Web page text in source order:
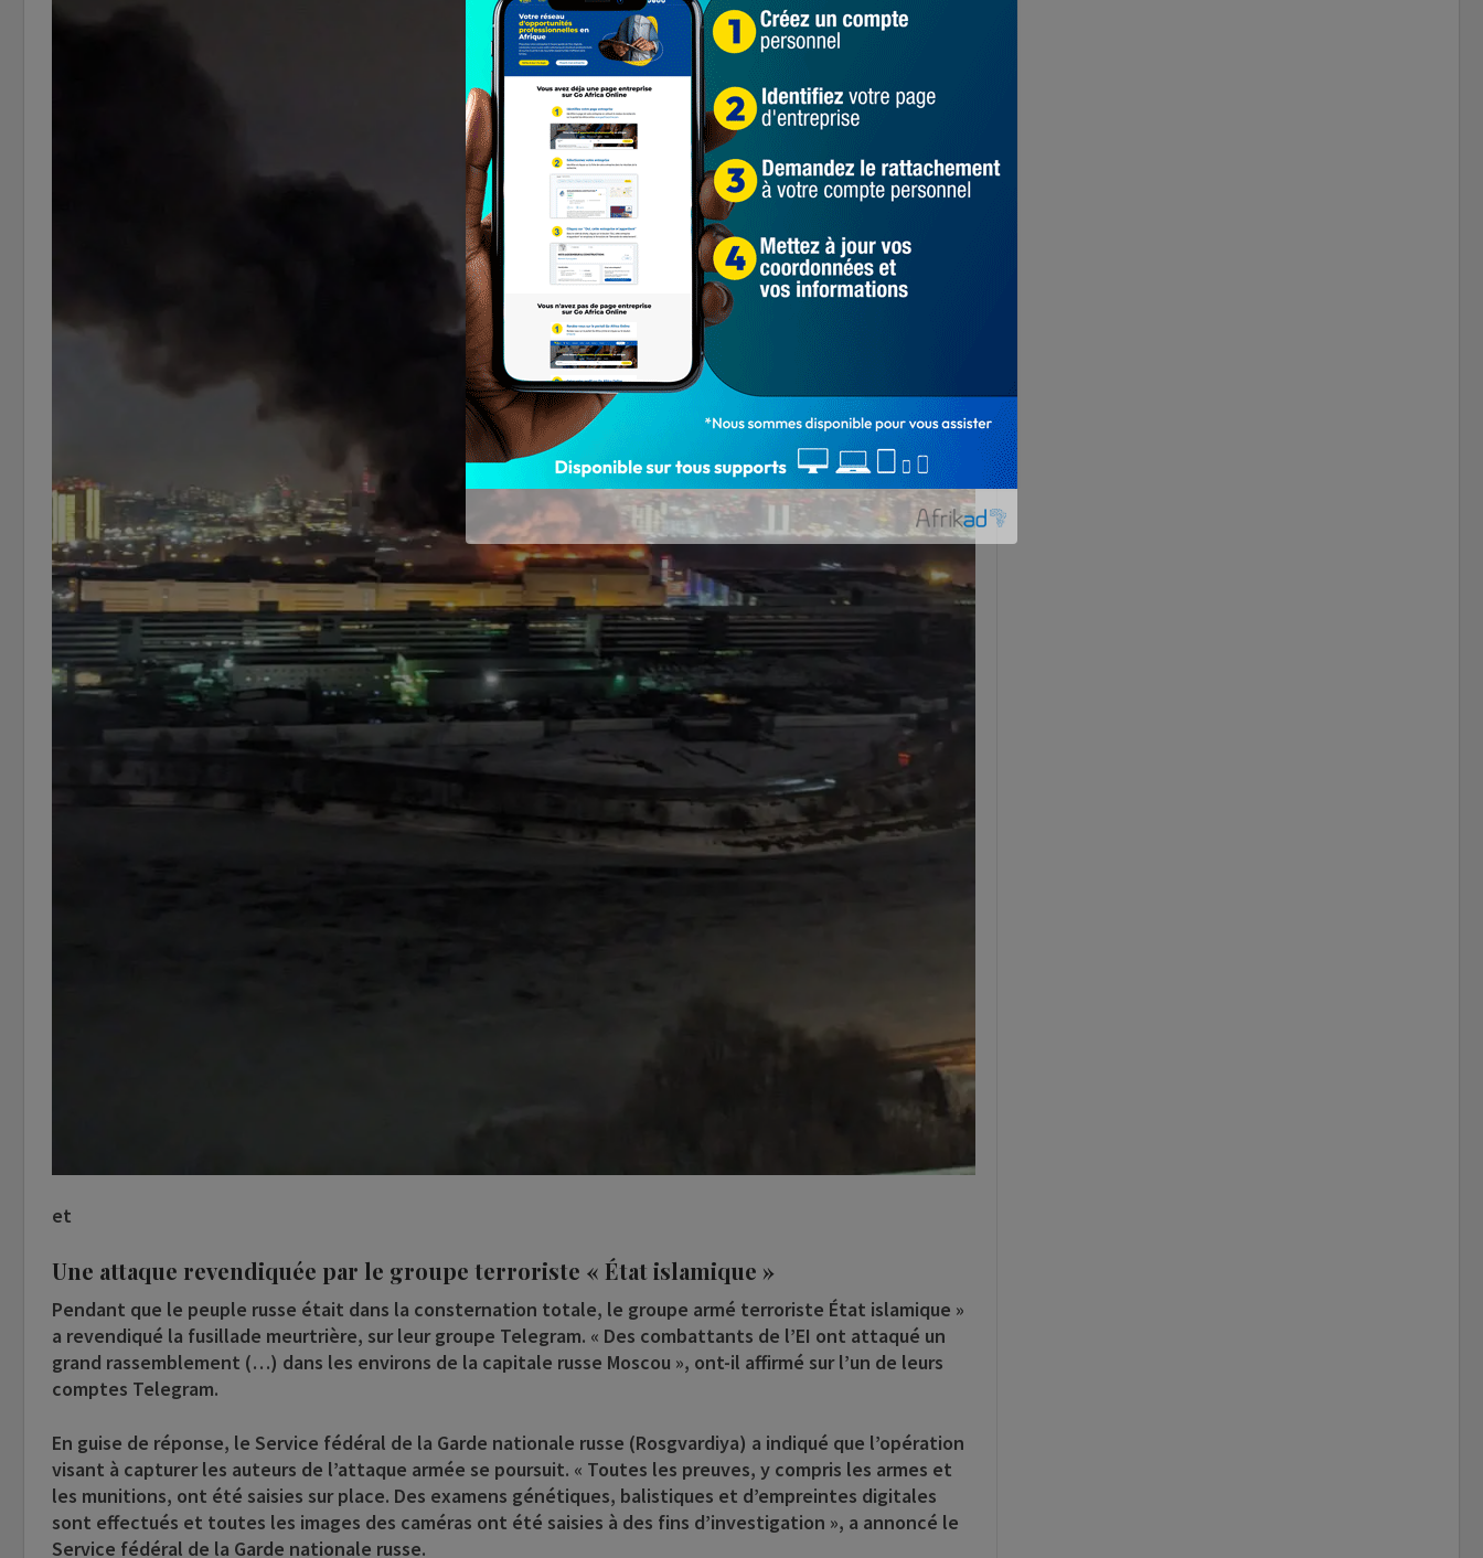
et
Une attaque revendiquée par le groupe terroriste « État islamique »
Pendant que le peuple russe était dans la consternation totale, le groupe armé terroriste État islamique »
a revendiqué la fusillade meurtrière, sur leur groupe Telegram. « Des combattants de l’EI ont attaqué un
grand rassemblement (…) dans les environs de la capitale russe Moscou », ont-il affirmé sur l’un de leurs
comptes Telegram.
En guise de réponse, le Service fédéral de la Garde nationale russe (Rosgvardiya) a indiqué que l’opération
visant à capturer les auteurs de l’attaque armée se poursuit. « Toutes les preuves, y compris les armes et
les munitions, ont été saisies sur place. Des examens génétiques, balistiques et d’empreintes digitales
sont effectués et toutes les images des caméras ont été saisies à des fins d’investigation », a annoncé le
Service fédéral de la Garde nationale russe.